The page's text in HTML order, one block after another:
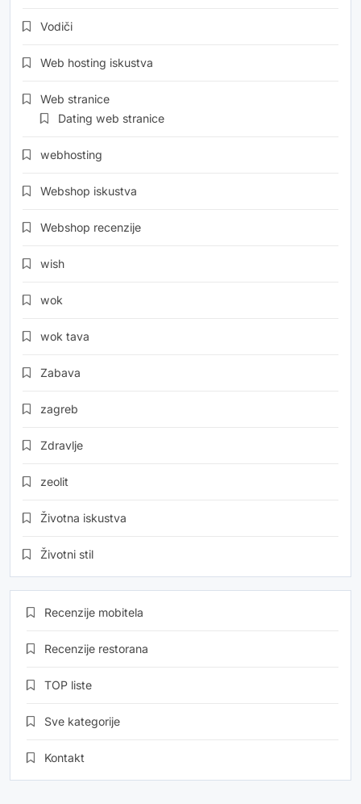
Vodiči
Web hosting iskustva
Web stranice
Dating web stranice
webhosting
Webshop iskustva
Webshop recenzije
wish
wok
wok tava
Zabava
zagreb
Zdravlje
zeolit
Životna iskustva
Životni stil
Recenzije mobitela
Recenzije restorana
TOP liste
Sve kategorije
Kontakt